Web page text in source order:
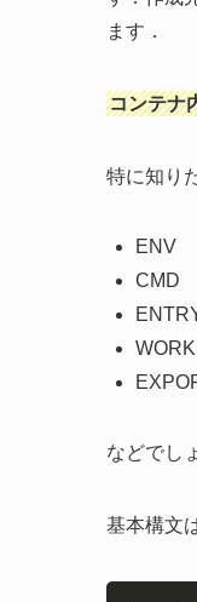
ます．
コンテナ
特に知り
ENV
CMD
などでし
基本構文